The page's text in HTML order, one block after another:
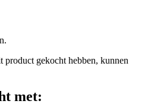
gekocht hebben, kunnen
met: